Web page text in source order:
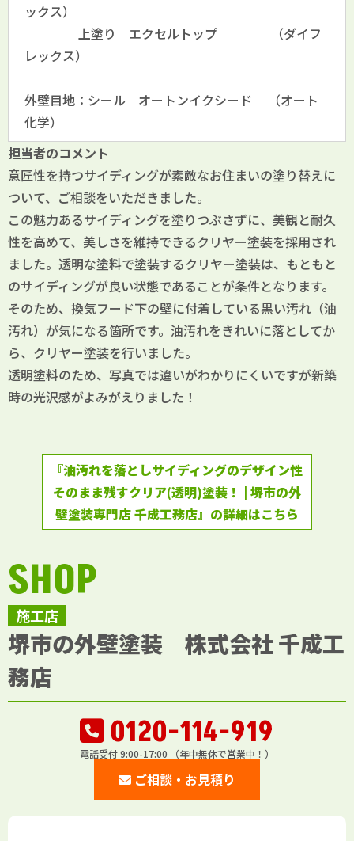
ックス）
上塗り エクセルトップ （ダイフ
レックス）
外壁目地：シール オートンイクシード （オート
化学）
担当者のコメント
意匠性を持つサイディングが素敵なお住まいの塗り替えに
ついて、ご相談をいただきました。
この魅力あるサイディングを塗りつぶさずに、美観と耐久
性を高めて、美しさを維持できるクリヤー塗装を採用され
ました。透明な塗料で塗装するクリヤー塗装は、もともと
のサイディングが良い状態であることが条件となります。
そのため、換気フード下の壁に付着している黒い汚れ（油
汚れ）が気になる箇所です。油汚れをきれいに落としてか
ら、クリヤー塗装を行いました。
透明塗料のため、写真では違いがわかりにくいですが新築
時の光沢感がよみがえりました！
『油汚れを落としサイディングのデザイン性
そのまま残すクリア(透明)塗装！ | 堺市の外
壁塗装専門店 千成工務店』の詳細はこちら
施工店
SHOP
堺市の外壁塗装 株式会社 千成工
務店
0120-114-919
電話受付 9:00-17:00 （年中無休で営業中！）
ご相談・お見積り